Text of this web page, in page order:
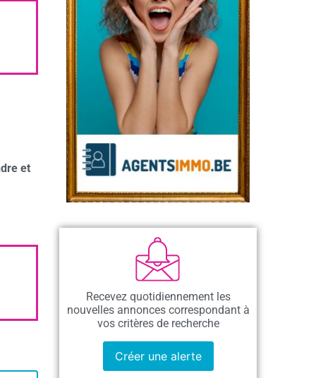
et
Recevez quotidiennement les
nouvelles annonces correspondant à
vos critères de recherche
Créer une alerte